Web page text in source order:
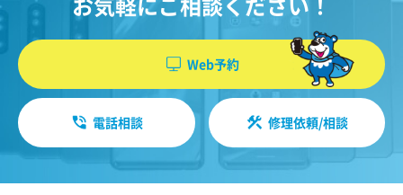
Web予約
電話相談 修理依頼/相談